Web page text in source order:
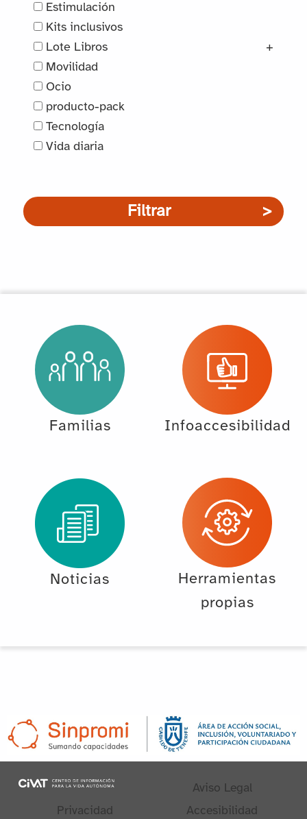
Estimulación
Kits inclusivos
Lote Libros
+
Movilidad
Ocio
producto-pack
Tecnología
Vida diaria
Filtrar
Familias Infoaccesibilidad
Noticias
Herramientas
propias
Aviso Legal
Privacidad
Accesibilidad